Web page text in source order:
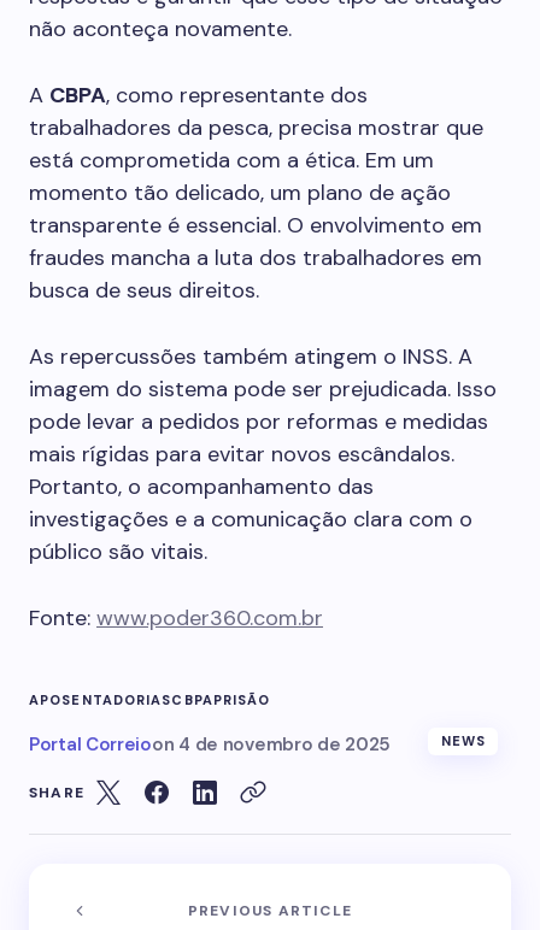
não aconteça novamente.
A CBPA, como representante dos
trabalhadores da pesca, precisa mostrar que
está comprometida com a ética. Em um
momento tão delicado, um plano de ação
transparente é essencial. O envolvimento em
fraudes mancha a luta dos trabalhadores em
busca de seus direitos.
As repercussões também atingem o INSS. A
imagem do sistema pode ser prejudicada. Isso
pode levar a pedidos por reformas e medidas
mais rígidas para evitar novos escândalos.
Portanto, o acompanhamento das
investigações e a comunicação clara com o
público são vitais.
Fonte: www.poder360.com.br
APOSENTADORIASCBPAPRISÃO
Portal Correioon 4 de novembro de 2025 NEWS
SHARE
PREVIOUS ARTICLE